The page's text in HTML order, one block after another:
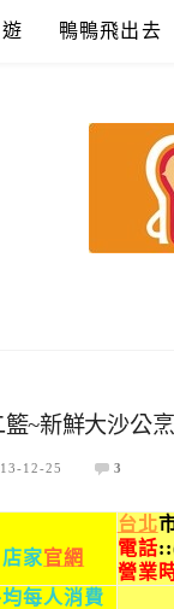
鴨鴨飛出去
~新鮮大沙公
12-25 3
店家官網
台北
電話:
營業
每人消費